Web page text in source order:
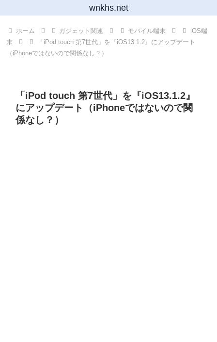
wnkhs.net
ホーム ガジェット関連 モバイル端末
iOS端
末
「iPod touch 第7世代」を『iOS13.1.2』にアップデート
（iPhoneではないので関係なし？）
「iPod touch 第7世代」を『iOS13.1.2』
にアップデート（iPhoneではないので関
係なし？）